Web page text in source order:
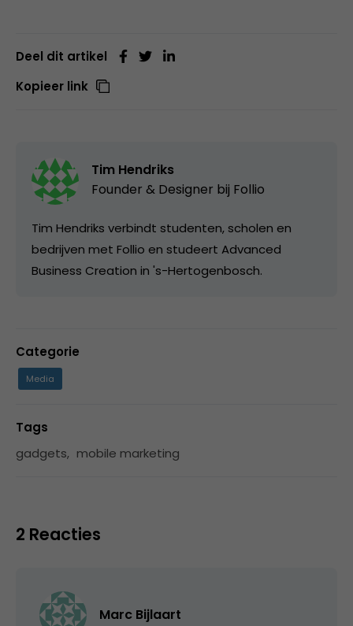
Deel dit artikel
Kopieer link
Tim Hendriks
Founder & Designer bij Follio
Tim Hendriks verbindt studenten, scholen en
bedrijven met Follio en studeert Advanced
Business Creation in 's-Hertogenbosch.
Categorie
Media
Tags
gadgets, mobile marketing
2 Reacties
Marc Bijlaart